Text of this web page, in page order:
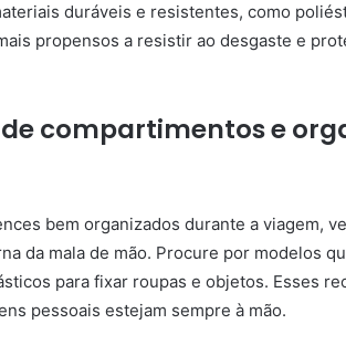
duráveis e resistentes, como
propensos a resistir ao desgaste e
compartimentos e
bem organizados durante a viagem,
da mala de mão. Procure por modelos
para fixar roupas e objetos. Esses
pessoais estejam sempre à mão.